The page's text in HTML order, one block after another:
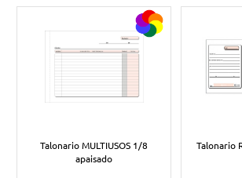
Talonario MULTIUSOS 1/8
apaisado
Talonario